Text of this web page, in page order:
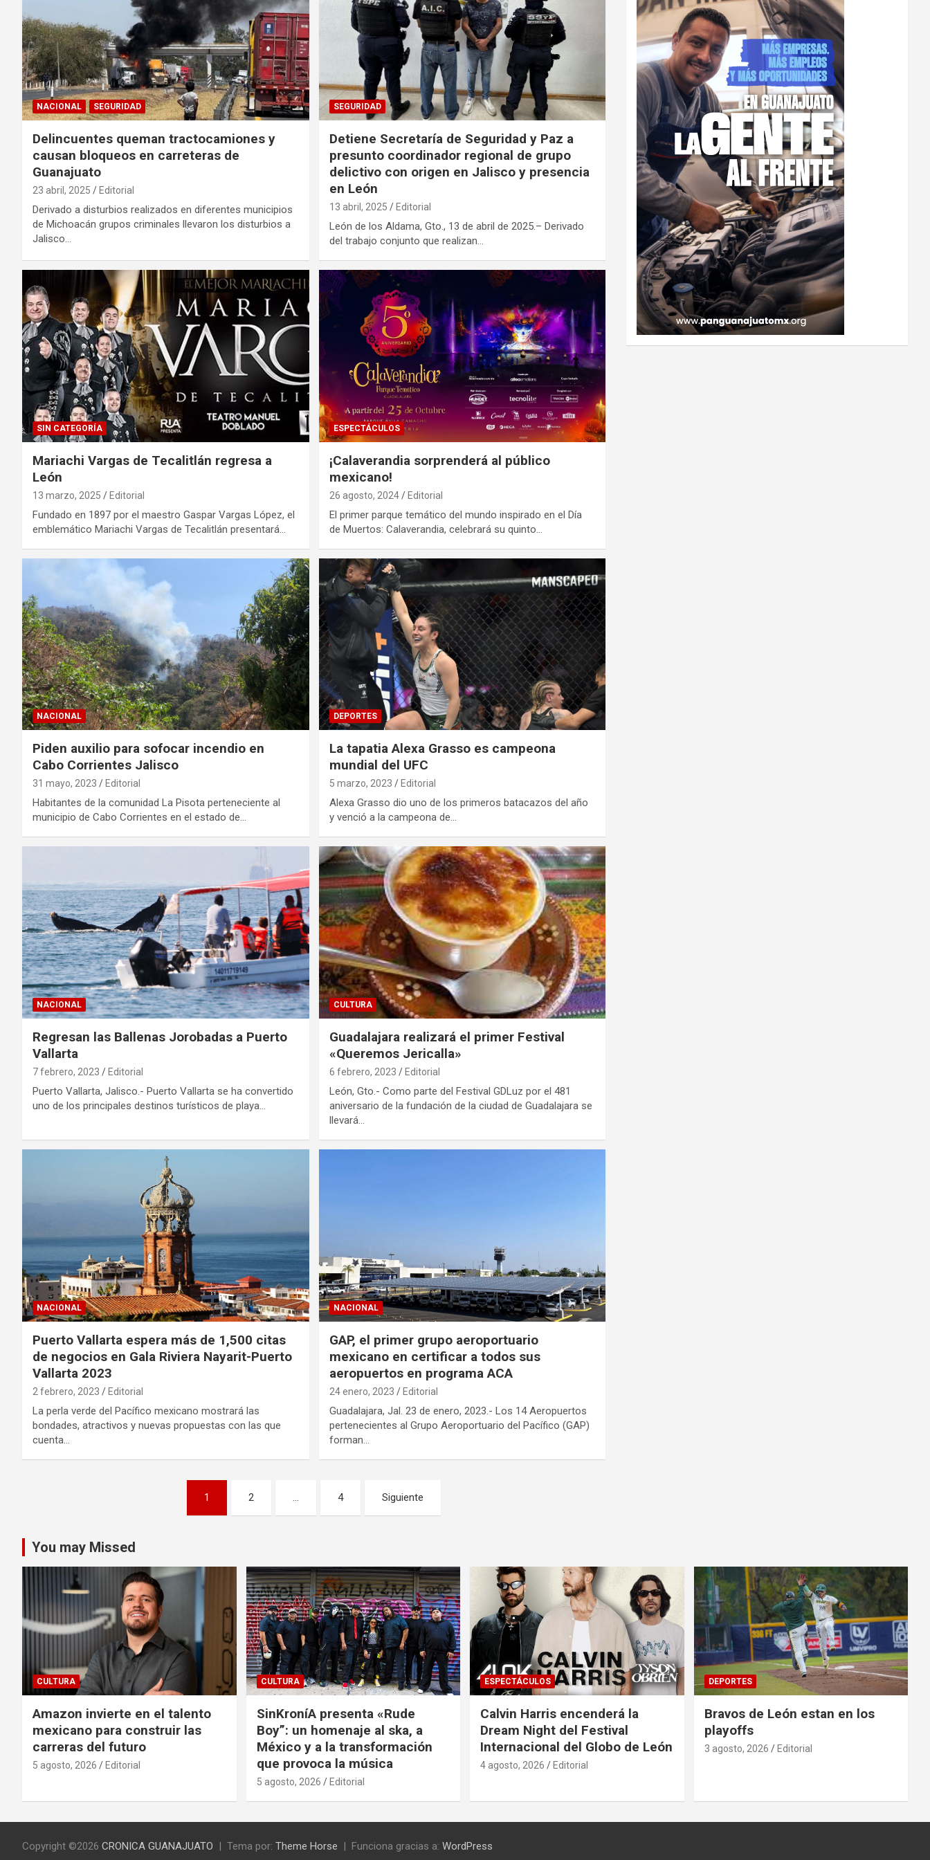
NACIONAL SEGURIDAD
Delincuentes queman tractocamiones y
causan bloqueos en carreteras de
Guanajuato
23 abril, 2025 Editorial
Derivado a disturbios realizados en diferentes municipios
de Michoacán grupos criminales llevaron los disturbios a
Jalisco…
SEGURIDAD
Detiene Secretaría de Seguridad y Paz a
presunto coordinador regional de grupo
delictivo con origen en Jalisco y presencia
en León
13 abril, 2025 Editorial
León de los Aldama, Gto., 13 de abril de 2025.– Derivado
del trabajo conjunto que realizan…
SIN CATEGORÍA
Mariachi Vargas de Tecalitlán regresa a
León
13 marzo, 2025 Editorial
Fundado en 1897 por el maestro Gaspar Vargas López, el
emblemático Mariachi Vargas de Tecalitlán presentará…
ESPECTÁCULOS
¡Calaverandia sorprenderá al público
mexicano!
26 agosto, 2024 Editorial
El primer parque temático del mundo inspirado en el Día
de Muertos: Calaverandia, celebrará su quinto…
NACIONAL
Piden auxilio para sofocar incendio en
Cabo Corrientes Jalisco
31 mayo, 2023 Editorial
Habitantes de la comunidad La Pisota perteneciente al
municipio de Cabo Corrientes en el estado de…
DEPORTES
La tapatia Alexa Grasso es campeona
mundial del UFC
5 marzo, 2023 Editorial
Alexa Grasso dio uno de los primeros batacazos del año
y venció a la campeona de…
NACIONAL
Regresan las Ballenas Jorobadas a Puerto
Vallarta
7 febrero, 2023 Editorial
Puerto Vallarta, Jalisco.- Puerto Vallarta se ha convertido
uno de los principales destinos turísticos de playa…
CULTURA
Guadalajara realizará el primer Festival
«Queremos Jericalla»
6 febrero, 2023 Editorial
León, Gto.- Como parte del Festival GDLuz por el 481
aniversario de la fundación de la ciudad de Guadalajara se
llevará…
NACIONAL
Puerto Vallarta espera más de 1,500 citas
de negocios en Gala Riviera Nayarit-Puerto
Vallarta 2023
2 febrero, 2023 Editorial
La perla verde del Pacífico mexicano mostrará las
bondades, atractivos y nuevas propuestas con las que
cuenta…
NACIONAL
GAP, el primer grupo aeroportuario
mexicano en certificar a todos sus
aeropuertos en programa ACA
24 enero, 2023 Editorial
Guadalajara, Jal. 23 de enero, 2023.- Los 14 Aeropuertos
pertenecientes al Grupo Aeroportuario del Pacífico (GAP)
forman…
entradas
1 2 … 4 Siguiente
You may Missed
CULTURA
Amazon invierte en el talento
mexicano para construir las
carreras del futuro
5 agosto, 2026 Editorial
CULTURA
SinKroníA presenta «Rude
Boy”: un homenaje al ska, a
México y a la transformación
que provoca la música
5 agosto, 2026 Editorial
ESPECTÁCULOS
Calvin Harris encenderá la
Dream Night del Festival
Internacional del Globo de León
4 agosto, 2026 Editorial
DEPORTES
Bravos de León estan en los
playoffs
3 agosto, 2026 Editorial
Copyright ©2026 CRONICA GUANAJUATO Tema por: Theme Horse Funciona gracias a: WordPress